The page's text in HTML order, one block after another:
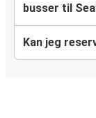
busser til
Kan jeg